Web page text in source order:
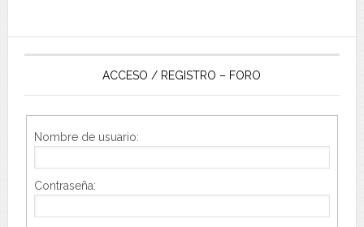
ACCESO / REGISTRO – FORO
Nombre de usuario:
Contraseña: